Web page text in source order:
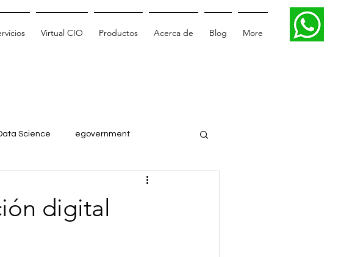
Virtual CIO Productos Acerca de Blog More
Science egovernment
digital